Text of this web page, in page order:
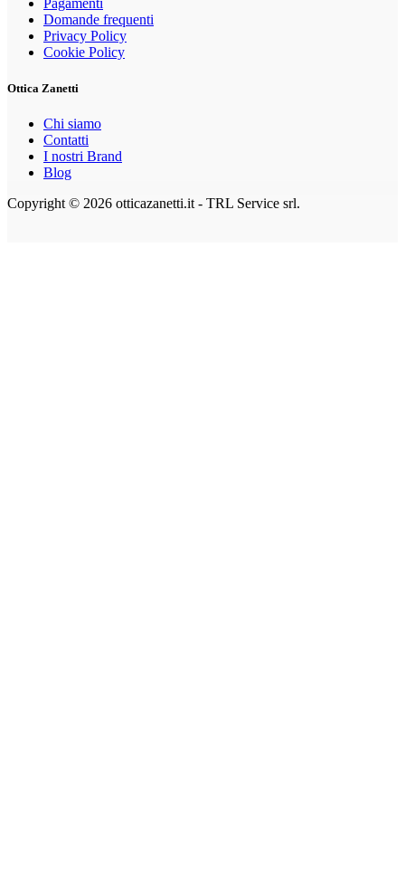
Pagamenti
Domande frequenti
Privacy Policy
Cookie Policy
Ottica Zanetti
Chi siamo
Contatti
I nostri Brand
Blog
Copyright © 2026 otticazanetti.it - TRL Service srl.